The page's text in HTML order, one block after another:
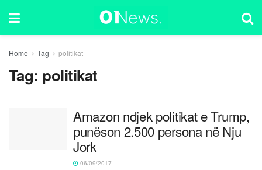
Home Tag politikat
Tag: politikat
Amazon ndjek politikat e Trump,
punëson 2.500 persona në Nju
Jork
06/09/2017